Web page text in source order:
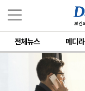
전체뉴스 메디